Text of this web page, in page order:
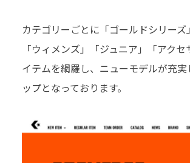
カテゴリーごとに「ゴールドシリーズ
「ウィメンズ」「ジュニア」「アク
イテムを網羅し、ニューモデルが充
ップとなっております。